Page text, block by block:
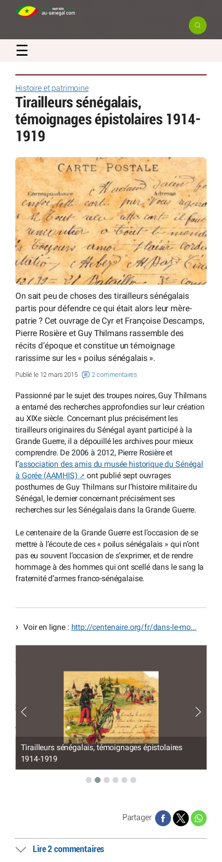
☰
Histoire et patrimoine
Tirailleurs sénégalais,
témoignages épistolaires 1914-
1919
On sait peu de choses des tirailleurs sénégalais
partis pour défendre ce qui était alors leur mère-
patrie ? Cet ouvrage de Cyr et Françoise Descamps,
Pierre Rosière et Guy Thilmans rassemble des
récits d’époque et constitue un témoignage
rarissime sur les « poilus sénégalais ».
Publié le 12 mars 2015 2 commentaires
Passionné par le sujet des troupes noires, Guy Thilmans
a entamé des recherches approfondies sur leur création
au XIXe siècle. Concernant plus précisément les
tirailleurs originaires du Sénégal ayant participé à la
Grande Guerre, il a dépouillé les archives pour mieux
comprendre. De 2006 à 2012, Pierre Rosière et
l’association des amis du musée historique du Sénégal
à Gorée (AAMHIS)
ont publié sept ouvrages
posthumes de Guy Thilmans sur l’histoire militaire du
Sénégal, le dernier concernant précisément ses
recherches sur les Sénégalais dans la Grande Guerre.
Le centenaire de la Grande Guerre est l’occasion de se
mettre à l’écoute de ces « poilus sénégalais » qui n’ont
pas eu souvent l’occasion de s’exprimer, et de rendre
hommage à des hommes qui ont scellé dans le sang la
fraternité d’armes franco-sénégalaise.
Voir en ligne : http://centenaire.org/fr/dans-le-mo...
Tirailleurs sénégalais, témoignages épistolaires
1914-1919
Partager
Lire 2 commentaires